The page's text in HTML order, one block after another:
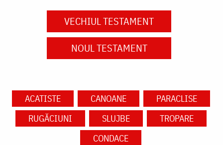
VECHIUL TESTAMENT
NOUL TESTAMENT
ACATISTE CANOANE
PARACLISE
RUGĂCIUNI
SLUJBE
TROPARE
CONDACE